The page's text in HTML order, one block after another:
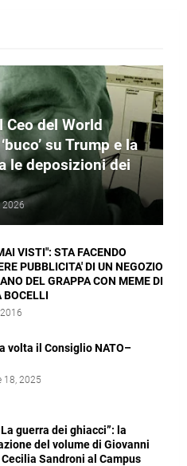
Ceo del World
su Trump e la
le deposizioni dei
2026
VISTI": STA FACENDO
PUBBLICITA' DI UN NEGOZIO
DEL GRAPPA CON MEME DI
BOCELLI
volta il Consiglio NATO–
18, 2025
guerra dei ghiacci”: la
del volume di Giovanni
Sandroni al Campus